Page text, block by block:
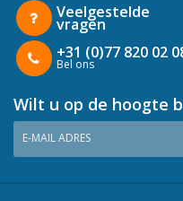
Veelgestelde
vragen
+31 (0)77 820 02
Bel ons
Wilt u op de hoogte
E-MAIL ADRES